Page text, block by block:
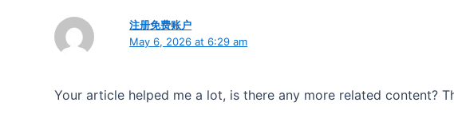
注册免费账户
May 6, 2026 at 6:29 am
Your article helped me a lot, is there any more related content?